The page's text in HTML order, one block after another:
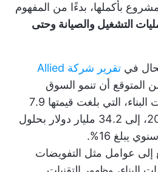
بأكملها، بدءًا من المفهوم
التشغيل والصيانة وحتى
في
تقرير شركة Allied
المتوقع أن تنمو السوق
العالمية لنمذجة معلومات البناء، التي بلغت قيمتها 7.9
مليار دولار في عام 2022، إلى 34.2 مليار دولار بحلول
إلى عوامل مثل التفويضات